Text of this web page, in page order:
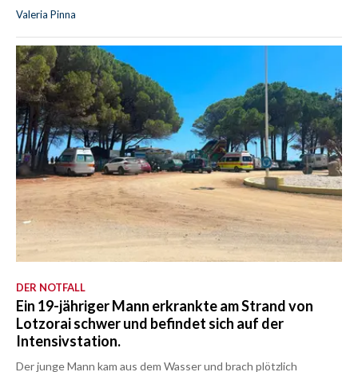
Valeria Pinna
DER NOTFALL
Ein 19-jähriger Mann erkrankte am Strand von
Lotzorai schwer und befindet sich auf der
Intensivstation.
Der junge Mann kam aus dem Wasser und brach plötzlich